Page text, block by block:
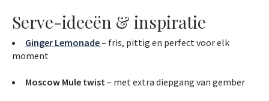
Serve-ideeën & inspiratie
Ginger Lemonade– fris, pittig en perfect voor elk
moment
Moscow Mule twist – met extra diepgang van gember